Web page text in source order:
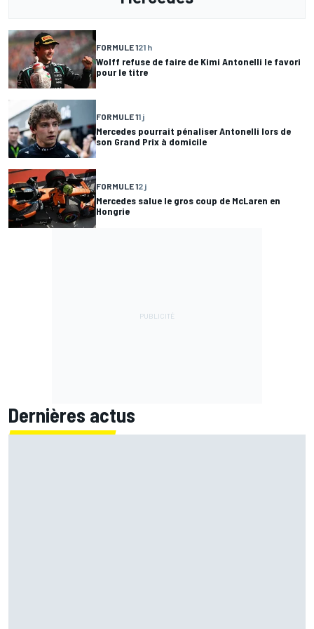
FORMULE 121 h
Wolff refuse de faire de Kimi Antonelli le favori
pour le titre
FORMULE 11 j
Mercedes pourrait pénaliser Antonelli lors de
son Grand Prix à domicile
FORMULE 12 j
Mercedes salue le gros coup de McLaren en
Hongrie
Dernières actus